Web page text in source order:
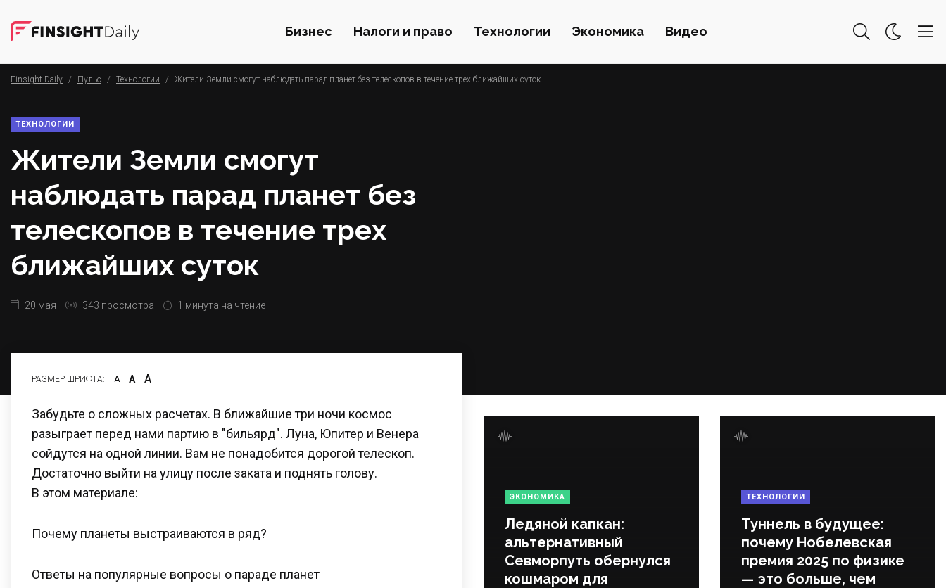
Бизнес Налоги и право Технологии Экономика Видео
Finsight Daily / Пульс / Технологии / Жители Земли смогут наблюдать парад планет без телескопов в течение трех ближайших суток
ТЕХНОЛОГИИ
Жители Земли смогут
наблюдать парад планет без
телескопов в течение трех
ближайших суток
20 мая 343 просмотра 1 минута на чтение
РАЗМЕР ШРИФТА: А А А
Забудьте о сложных расчетах. В ближайшие три ночи космос
разыграет перед нами партию в "бильярд". Луна, Юпитер и Венера
сойдутся на одной линии. Вам не понадобится дорогой телескоп.
Достаточно выйти на улицу после заката и поднять голову.
В этом материале:
Почему планеты выстраиваются в ряд?
Ответы на популярные вопросы о параде планет
ЭКОНОМИКА
Ледяной капкан:
альтернативный
Севморпуть обернулся
кошмаром для
ТЕХНОЛОГИИ
Туннель в будущее:
почему Нобелевская
премия 2025 по физике
— это больше, чем